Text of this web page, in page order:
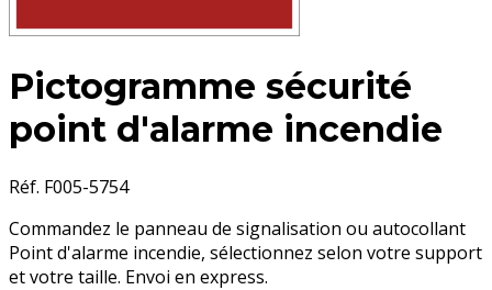
Pictogramme sécurité
point d'alarme incendie
Réf. F005-5754
Commandez le panneau de signalisation ou autocollant
Point d'alarme incendie, sélectionnez selon votre support
et votre taille. Envoi en express.